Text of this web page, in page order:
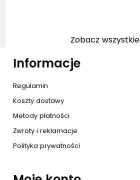
Zobacz wszystkie
Informacje
Regulamin
Koszty dostawy
Metody płatności
Zwroty i reklamacje
Polityka prywatności